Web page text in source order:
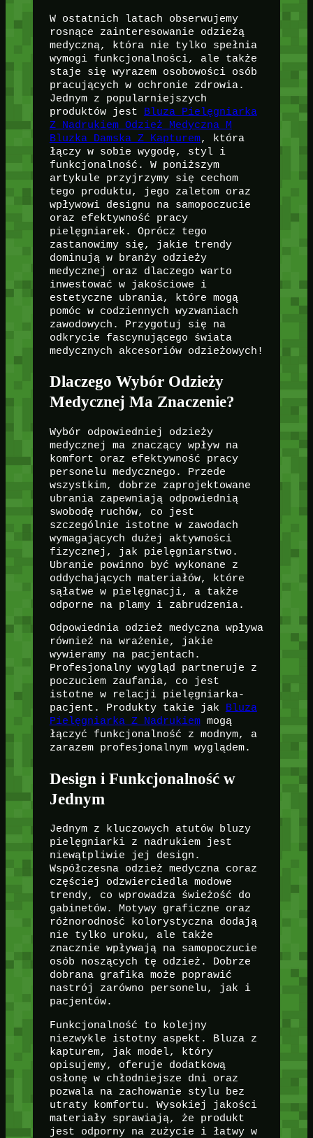
W ostatnich latach obserwujemy
rosnące zainteresowanie odzieżą
medyczną, która nie tylko spełnia
wymogi funkcjonalności, ale także
staje się wyrazem osobowości osób
pracujących w ochronie zdrowia.
Jednym z popularniejszych
produktów jest
Bluza Pielęgniarka
Z Nadrukiem Odzież Medyczna M
Bluzka Damska Z Kapturem, która
łączy w sobie wygodę, styl i
funkcjonalność. W poniższym
artykule przyjrzymy się cechom
tego produktu, jego zaletom oraz
wpływowi designu na samopoczucie
oraz efektywność pracy
pielęgniarek. Oprócz tego
zastanowimy się, jakie trendy
dominują w branży odzieży
medycznej oraz dlaczego warto
inwestować w jakościowe i
estetyczne ubrania, które mogą
pomóc w codziennych wyzwaniach
zawodowych. Przygotuj się na
odkrycie fascynującego świata
medycznych akcesoriów odzieżowych!
Dlaczego Wybór Odzieży
Medycznej Ma Znaczenie?
Wybór odpowiedniej odzieży
medycznej ma znaczący wpływ na
komfort oraz efektywność pracy
personelu medycznego. Przede
wszystkim, dobrze zaprojektowane
ubrania zapewniają odpowiednią
swobodę ruchów, co jest
szczególnie istotne w zawodach
wymagających dużej aktywności
fizycznej, jak pielęgniarstwo.
Ubranie powinno być wykonane z
oddychających materiałów, które
sąłatwe w pielęgnacji, a także
odporne na plamy i zabrudzenia.
Odpowiednia odzież medyczna wpływa
również na wrażenie, jakie
wywieramy na pacjentach.
Profesjonalny wygląd partneruje z
poczuciem zaufania, co jest
istotne w relacji pielęgniarka-
pacjent. Produkty takie jak Bluza
Pielęgniarka Z Nadrukiemmogą
łączyć funkcjonalność z modnym, a
zarazem profesjonalnym wyglądem.
Design i Funkcjonalność w
Jednym
Jednym z kluczowych atutów bluzy
pielęgniarki z nadrukiem jest
niewątpliwie jej design.
Współczesna odzież medyczna coraz
częściej odzwierciedla modowe
trendy, co wprowadza świeżość do
gabinetów. Motywy graficzne oraz
różnorodność kolorystyczna dodają
nie tylko uroku, ale także
znacznie wpływają na samopoczucie
osób noszących tę odzież. Dobrze
dobrana grafika może poprawić
nastrój zarówno personelu, jak i
pacjentów.
Funkcjonalność to kolejny
niezwykle istotny aspekt. Bluza z
kapturem, jak model, który
opisujemy, oferuje dodatkową
osłonę w chłodniejsze dni oraz
pozwala na zachowanie stylu bez
utraty komfortu. Wysokiej jakości
materiały sprawiają, że produkt
jest odporny na zużycie i łatwy w